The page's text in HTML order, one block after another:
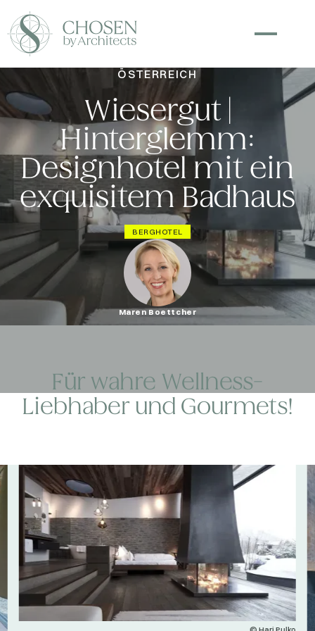
ÖSTERREICH
Wiesergut |
Hinterglemm:
Designhotel mit ein
exquisitem Badhaus
BERGHOTEL
Maren Boettcher
Für wahre Wellness-
Liebhaber und Gourmets!